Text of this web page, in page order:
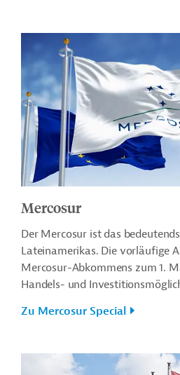
Mercosur
Der Mercosur ist das
Lateinamerikas. Die vorläufige
Mercosur-Abkommens zum 1.
Handels- und
Zu Mercosur Special